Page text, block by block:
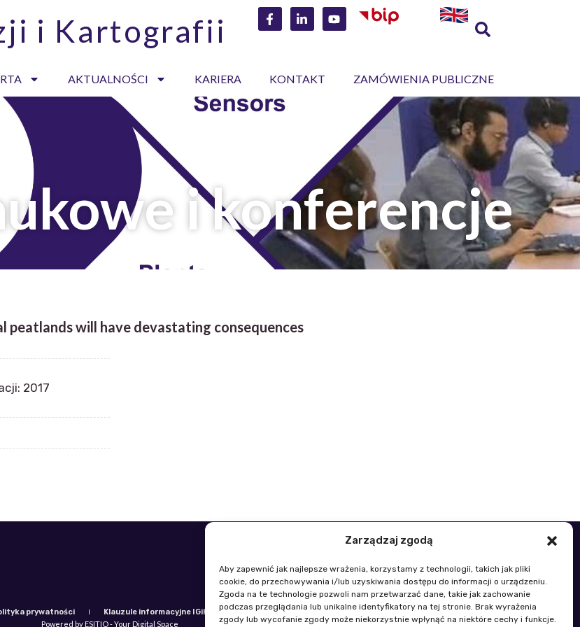
Zarządzaj zgodą
Aby zapewnić jak najlepsze wrażenia, korzystamy z technologii, takich jak pliki
cookie, do przechowywania i/lub uzyskiwania dostępu do informacji o urządzeniu.
Zgoda na te technologie pozwoli nam przetwarzać dane, takie jak zachowanie
podczas przeglądania lub unikalne identyfikatory na tej stronie. Brak wyrażenia
zgody lub wycofanie zgody może niekorzystnie wpłynąć na niektóre cechy i funkcje.
i Kartografii
AKTUALNOŚCI KARIERA KONTAKT ZAMÓWIENIA PUBLICZNE
i konferencje
will have devastating consequences
2017
E-mail: igik@igik.edu.pl
prywatności Klauzule informacyjne IGiK Plan równości płci
Polityka plików cookies
Powered by ESITIO - Your Digital Space